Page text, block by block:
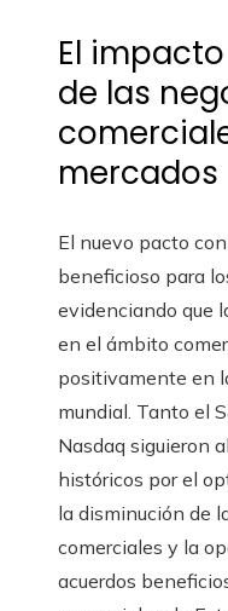
El
de las
mercados
El nuevo pacto
beneficioso para
evidenciando que
en el ámbito
positivamente en
mundial. Tanto el
Nasdaq siguieron
históricos por el
la disminución de
comerciales y la
acuerdos